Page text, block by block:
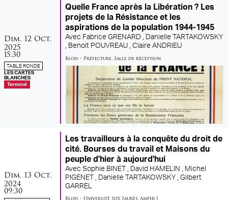
dimanche
Dim. 12 octobre
Oct.
2025
15:30
TABLE RONDE
LES CARTES
BLANCHES
Terminé
Quelle France après la Libération ? Les
projets de la Résistance et les
aspirations de la population 1944-1945
Avec Fabrice GRENARD , Danielle TARTAKOWSKY
, Benoit POUVREAU , Claire ANDRIEU
Blois • Préfecture, Salle de réception
dimanche
Dim. 13 octobre
Oct.
2024
09:30
Les travailleurs à la conquête du droit de
cité. Bourses du travail et Maisons du
peuple d'hier à aujourd'hui
Avec Sophie BINET , David HAMELIN , Michel
PIGENET , Danielle TARTAKOWSKY , Gilbert
GARREL